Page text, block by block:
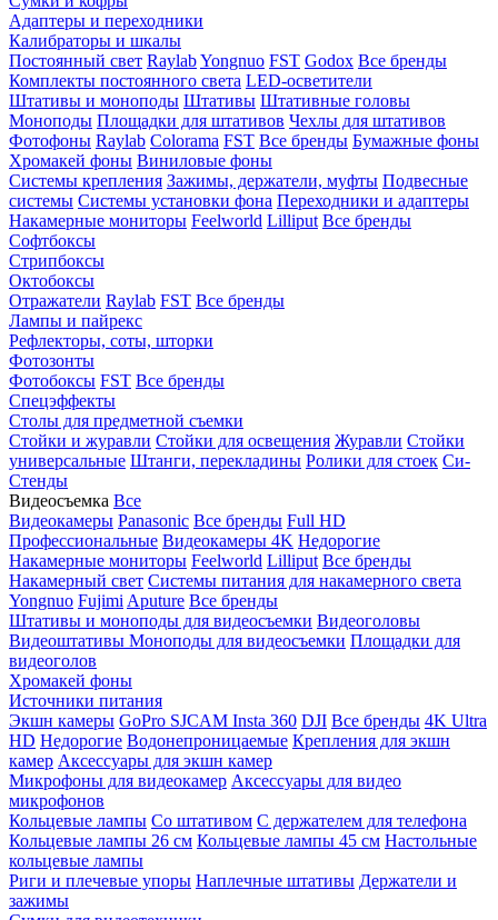
Адаптеры и переходники
Калибраторы и шкалы
Постоянный свет RaylabYongnuo FST Godox Все бренды
Комплекты постоянного света LED-осветители
Штативы и моноподы Штативы Штативные головы
Моноподы Площадки для штативов Чехлы для штативов
Фотофоны Raylab Colorama FST Все бренды Бумажные фоны
Хромакей фоны Виниловые фоны
Системы крепления Зажимы, держатели, муфты Подвесные
системы Системы установки фона Переходники и адаптеры
Накамерные мониторы Feelworld Lilliput Все бренды
Софтбоксы
Стрипбоксы
Октобоксы
Отражатели Raylab FST Все бренды
Лампы и пайрекс
Рефлекторы, соты, шторки
Фотозонты
Фотобоксы FST Все бренды
Спецэффекты
Столы для предметной съемки
Стойки и журавли Стойки для освещения Журавли Стойки
универсальные Штанги, перекладины Ролики для стоек Си-
Стенды
Видеосъемка Все
Видеокамеры Panasonic Все бренды Full HD
Профессиональные Видеокамеры 4K Недорогие
Накамерные мониторы Feelworld Lilliput Все бренды
Накамерный свет Системы питания для накамерного света
Yongnuo Fujimi Aputure Все бренды
Штативы и моноподы для видеосъемки Видеоголовы
Видеоштативы Моноподы для видеосъемки Площадки для
видеоголов
Хромакей фоны
Источники питания
Экшн камеры GoPro SJCAM Insta 360 DJI Все бренды 4K Ultra
HD Недорогие Водонепроницаемые Крепления для экшн
камер Аксессуары для экшн камер
Микрофоны для видеокамер Аксессуары для видео
микрофонов
Кольцевые лампы Со штативом C держателем для телефона
Кольцевые лампы 26 см Кольцевые лампы 45 см Настольные
кольцевые лампы
Риги и плечевые упоры Наплечные штативы Держатели и
зажимы